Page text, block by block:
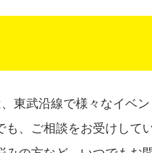
東武沿線で様々なイベ
、ご相談をお受けしてい